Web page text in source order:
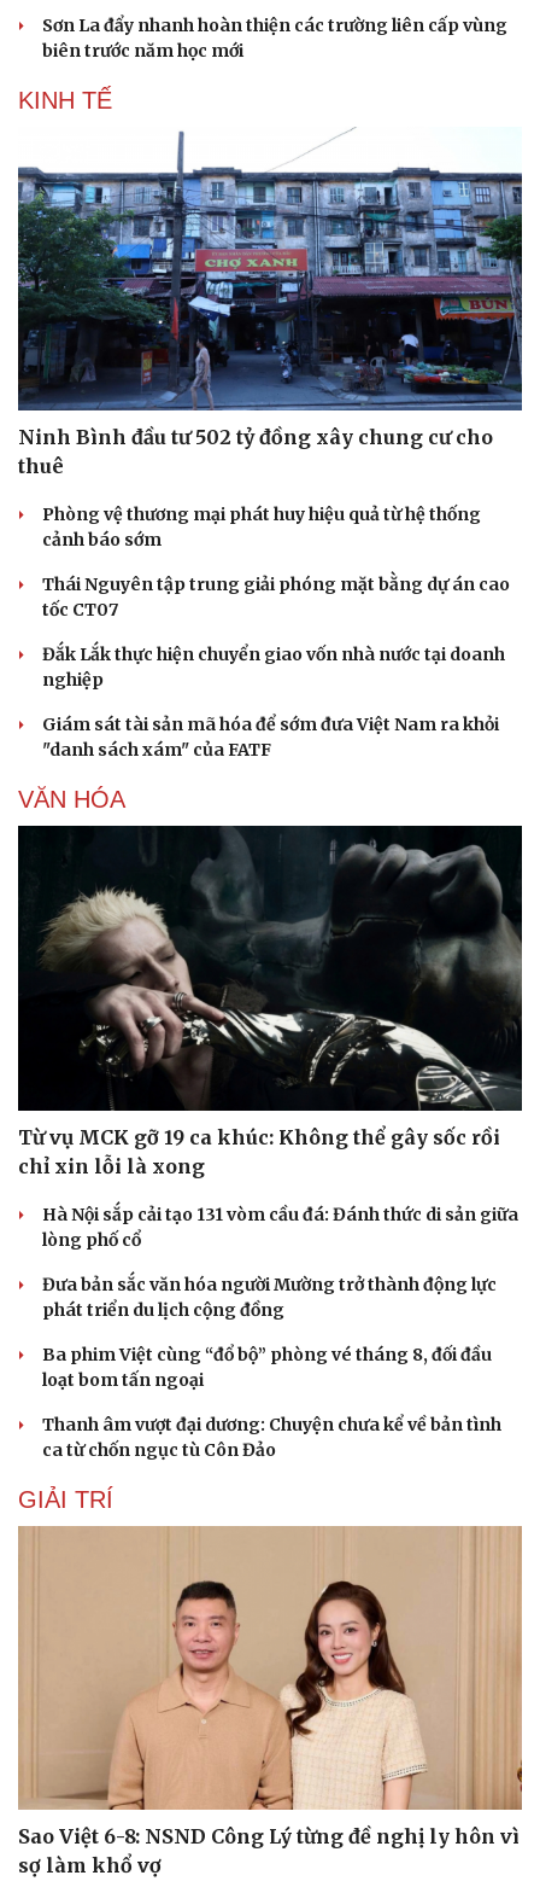
Du lịch
Săn Tour
check-in
Podcast
Câu chuyện thời sự
Đọc truyện đêm khuya
Cửa sổ tình yêu
Kể chuyện cho bé
Hạt giống tâm hồn
Sơn La đẩy nhanh hoàn thiện các trường liên cấp vùng
biên trước năm học mới
KINH TẾ
Ninh Bình đầu tư 502 tỷ đồng xây chung cư cho
thuê
Phòng vệ thương mại phát huy hiệu quả từ hệ thống
cảnh báo sớm
Thái Nguyên tập trung giải phóng mặt bằng dự án cao
tốc CT07
Đắk Lắk thực hiện chuyển giao vốn nhà nước tại doanh
nghiệp
Giám sát tài sản mã hóa để sớm đưa Việt Nam ra khỏi
"danh sách xám" của FATF
VĂN HÓA
Từ vụ MCK gỡ 19 ca khúc: Không thể gây sốc rồi
chỉ xin lỗi là xong
Hà Nội sắp cải tạo 131 vòm cầu đá: Đánh thức di sản giữa
lòng phố cổ
Đưa bản sắc văn hóa người Mường trở thành động lực
phát triển du lịch cộng đồng
Ba phim Việt cùng “đổ bộ” phòng vé tháng 8, đối đầu
loạt bom tấn ngoại
Thanh âm vượt đại dương: Chuyện chưa kể về bản tình
ca từ chốn ngục tù Côn Đảo
GIẢI TRÍ
Sao Việt 6-8: NSND Công Lý từng đề nghị ly hôn vì
sợ làm khổ vợ